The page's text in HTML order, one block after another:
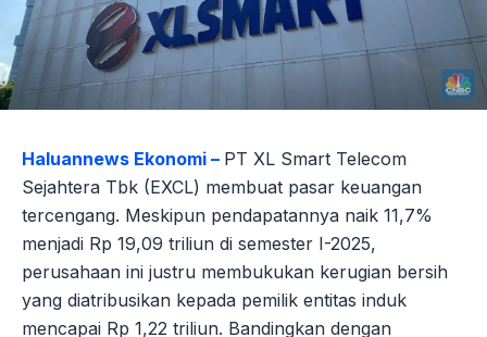
Haluannews Ekonomi – PT XL Smart Telecom
Sejahtera Tbk (EXCL) membuat pasar keuangan
tercengang. Meskipun pendapatannya naik 11,7%
menjadi Rp 19,09 triliun di semester I-2025,
perusahaan ini justru membukukan kerugian bersih
yang diatribusikan kepada pemilik entitas induk
mencapai Rp 1,22 triliun. Bandingkan dengan